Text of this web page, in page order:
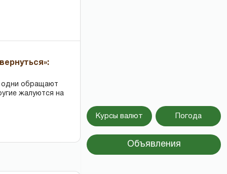
одни обращают
жалуются на
Курсы валют Погода
Объявления